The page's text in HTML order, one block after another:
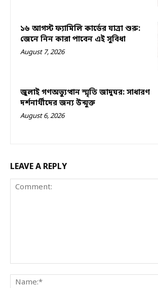
১৬ আগস্ট ফ্যামিলি কার্ডের যাত্রা শুরু:
জেনে নিন কারা পাবেন এই সুবিধা
August 7, 2026
জুলাই গণঅভ্যুত্থান স্মৃতি জাদুঘর: সাধারণ
দর্শনার্থীদের জন্য উন্মুক্ত
August 6, 2026
LEAVE A REPLY